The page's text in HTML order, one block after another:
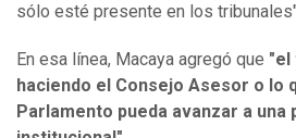
sólo esté presente en los
En esa línea, Macaya agregó que "el
haciendo el Consejo Asesor o lo
Parlamento pueda avanzar a una